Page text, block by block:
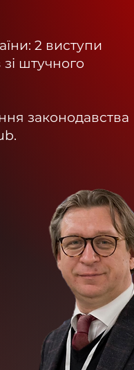
2 виступи
зі штучного
законодавства